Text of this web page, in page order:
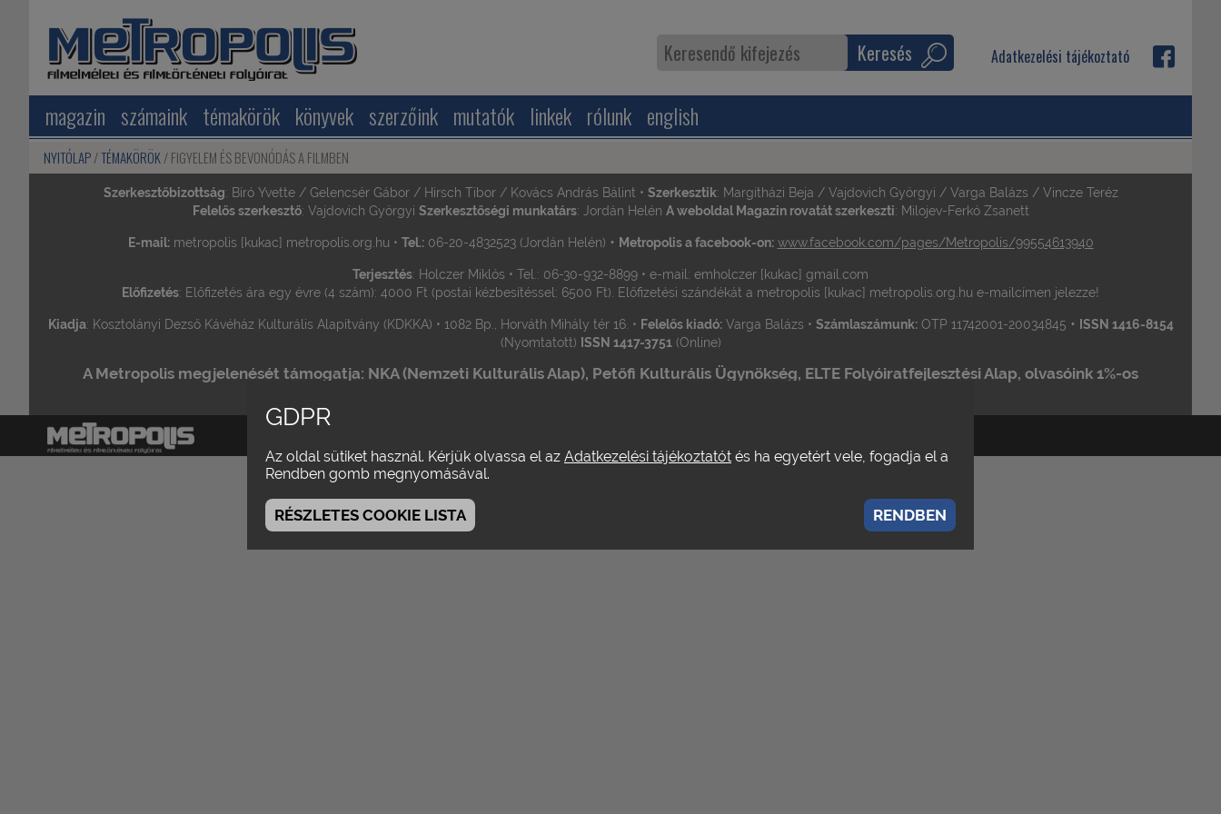
magazin számaink témakörök könyvek szerzőink mutatók linkek rólunk english
Keresés Adatkezelési tájékoztató
NYITÓLAP TÉMAKÖRÖK FIGYELEM ÉS BEVONÓDÁS A FILMBEN
Szerkesztőbizottság: Bíró Yvette / Gelencsér Gábor / Hirsch Tibor / Kovács András Bálint • Szerkesztik: Margitházi Beja / Vajdovich Györgyi / Varga Balázs / Vincze Teréz
Felelős szerkesztő: Vajdovich Györgyi Szerkesztőségi munkatárs: Jordán Helén A weboldal Magazin rovatát szerkeszti: Milojev-Ferkó Zsanett
E-mail:metropolis [kukac] metropolis.org.hu • Tel.:06-20-4832523 (Jordán Helén) • Metropolis a facebook-on: www.facebook.com/pages/Metropolis/99554613940
Terjesztés: Holczer Miklós • Tel.: 06-30-932-8899 • e-mail: emholczer [kukac] gmail.com
Előfizetés: Előfizetés ára egy évre (4 szám): 4000 Ft (postai kézbesítéssel: 6500 Ft). Előfizetési szándékát a metropolis [kukac] metropolis.org.hu e-mailcímen jelezze!
Kiadja: Kosztolányi Dezső Kávéház Kulturális Alapítvány (KDKKA) • 1082 Bp., Horváth Mihály tér 16. • Felelős kiadó:Varga Balázs • Számlaszámunk:OTP 11742001-20034845 • ISSN 1416-8154
(Nyomtatott) ISSN 1417-3751(Online)
A Metropolis megjelenését támogatja: NKA (Nemzeti Kulturális Alap), Petőfi Kulturális Ügynökség, ELTE Folyóiratfejlesztési Alap, olvasóink 1%-os
magazin
GDPR
Az oldal sütiket használ. Kérjük olvassa el az Adatkezelési tájékoztatót és ha egyetért vele, fogadja el a
Rendben gomb megnyomásával.
RÉSZLETES COOKIE LISTA RENDBEN